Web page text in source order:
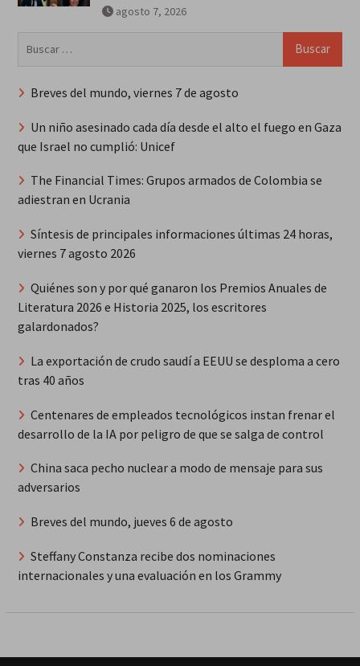
agosto 7, 2026
Breves del mundo, viernes 7 de agosto
Un niño asesinado cada día desde el alto el fuego en Gaza
que Israel no cumplió: Unicef
The Financial Times: Grupos armados de Colombia se
adiestran en Ucrania
Síntesis de principales informaciones últimas 24 horas,
viernes 7 agosto 2026
Quiénes son y por qué ganaron los Premios Anuales de
Literatura 2026 e Historia 2025, los escritores
galardonados?
La exportación de crudo saudí a EEUU se desploma a cero
tras 40 años
Centenares de empleados tecnológicos instan frenar el
desarrollo de la IA por peligro de que se salga de control
China saca pecho nuclear a modo de mensaje para sus
adversarios
Breves del mundo, jueves 6 de agosto
Steffany Constanza recibe dos nominaciones
internacionales y una evaluación en los Grammy